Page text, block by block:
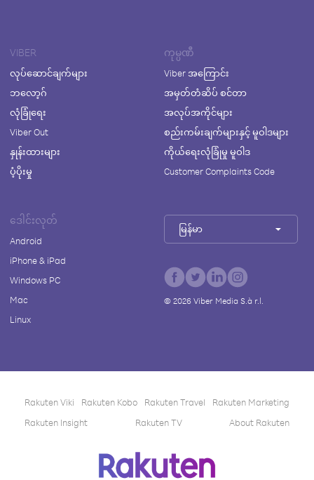
VIBER
လုပ်ဆောင်ချက်များ
ဘလော့ဂ်
လုံခြုံရေး
Viber Out
နှုန်းထားများ
ပံ့ပိုးမှု
ကုမ္ပဏီ
Viber အကြောင်း
အမှတ်တံဆိပ် စင်တာ
အလုပ်အကိုင်များ
စည်းကမ်းချက်များနှင့် မူဝါဒများ
ကိုယ်ရေးလုံခြုံမှု မူဝါဒ
Customer Complaints Code
ဒေါင်းလုတ်
Android
iPhone & iPad
Windows PC
Mac
Linux
မြန်မာ
© 2026Viber Media S.à r.l.
Rakuten Viki Rakuten Kobo Rakuten Travel
Rakuten Marketing
Rakuten Insight
Rakuten TV About Rakuten